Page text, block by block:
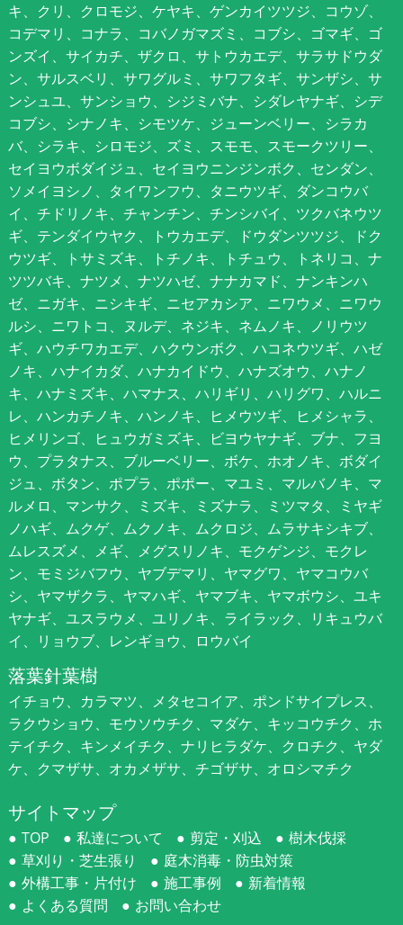
キ、クリ、クロモジ、ケヤキ、ゲンカイツツジ、コウゾ、
コデマリ、コナラ、コバノガマズミ、コブシ、ゴマギ、ゴ
ンズイ、サイカチ、ザクロ、サトウカエデ、サラサドウダ
ン、サルスベリ、サワグルミ、サワフタギ、サンザシ、サ
ンシュユ、サンショウ、シジミバナ、シダレヤナギ、シデ
コブシ、シナノキ、シモツケ、ジューンベリー、シラカ
バ、シラキ、シロモジ、ズミ、スモモ、スモークツリー、
セイヨウボダイジュ、セイヨウニンジンボク、センダン、
ソメイヨシノ、タイワンフウ、タニウツギ、ダンコウバ
イ、チドリノキ、チャンチン、チンシバイ、ツクバネウツ
ギ、テンダイウヤク、トウカエデ、ドウダンツツジ、ドク
ウツギ、トサミズキ、トチノキ、トチュウ、トネリコ、ナ
ツツバキ、ナツメ、ナツハゼ、ナナカマド、ナンキンハ
ゼ、ニガキ、ニシキギ、ニセアカシア、ニワウメ、ニワウ
ルシ、ニワトコ、ヌルデ、ネジキ、ネムノキ、ノリウツ
ギ、ハウチワカエデ、ハクウンボク、ハコネウツギ、ハゼ
ノキ、ハナイカダ、ハナカイドウ、ハナズオウ、ハナノ
キ、ハナミズキ、ハマナス、ハリギリ、ハリグワ、ハルニ
レ、ハンカチノキ、ハンノキ、ヒメウツギ、ヒメシャラ、
ヒメリンゴ、ヒュウガミズキ、ビヨウヤナギ、ブナ、フヨ
ウ、プラタナス、ブルーベリー、ボケ、ホオノキ、ボダイ
ジュ、ボタン、ポプラ、ポポー、マユミ、マルバノキ、マ
ルメロ、マンサク、ミズキ、ミズナラ、ミツマタ、ミヤギ
ノハギ、ムクゲ、ムクノキ、ムクロジ、ムラサキシキブ、
ムレスズメ、メギ、メグスリノキ、モクゲンジ、モクレ
ン、モミジバフウ、ヤブデマリ、ヤマグワ、ヤマコウバ
シ、ヤマザクラ、ヤマハギ、ヤマブキ、ヤマボウシ、ユキ
ヤナギ、ユスラウメ、ユリノキ、ライラック、リキュウバ
イ、リョウブ、レンギョウ、ロウバイ
落葉針葉樹
イチョウ、カラマツ、メタセコイア、ポンドサイプレス、
ラクウショウ、モウソウチク、マダケ、キッコウチク、ホ
テイチク、キンメイチク、ナリヒラダケ、クロチク、ヤダ
ケ、クマザサ、オカメザサ、チゴザサ、オロシマチク
サイトマップ
TOP 私達について 剪定・刈込
樹木伐採
草刈り・芝生張り
庭木消毒・防虫対策
外構工事・片付け
施工事例
新着情報
よくある質問
お問い合わせ